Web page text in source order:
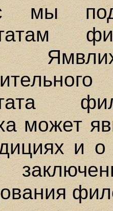
мы
может
и